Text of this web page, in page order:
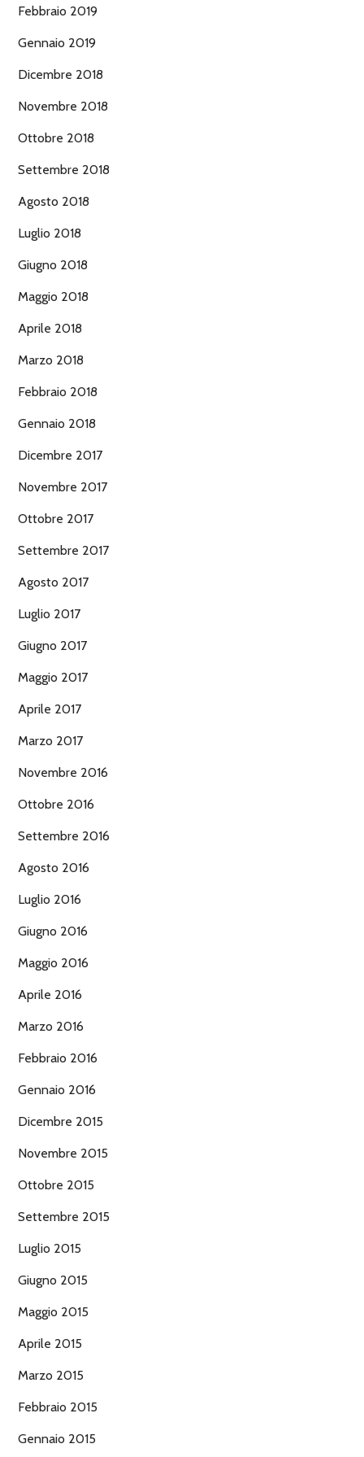
Febbraio 2019
Gennaio 2019
Dicembre 2018
Novembre 2018
Ottobre 2018
Settembre 2018
Agosto 2018
Luglio 2018
Giugno 2018
Maggio 2018
Aprile 2018
Marzo 2018
Febbraio 2018
Gennaio 2018
Dicembre 2017
Novembre 2017
Ottobre 2017
Settembre 2017
Agosto 2017
Luglio 2017
Giugno 2017
Maggio 2017
Aprile 2017
Marzo 2017
Novembre 2016
Ottobre 2016
Settembre 2016
Agosto 2016
Luglio 2016
Giugno 2016
Maggio 2016
Aprile 2016
Marzo 2016
Febbraio 2016
Gennaio 2016
Dicembre 2015
Novembre 2015
Ottobre 2015
Settembre 2015
Luglio 2015
Giugno 2015
Maggio 2015
Aprile 2015
Marzo 2015
Febbraio 2015
Gennaio 2015